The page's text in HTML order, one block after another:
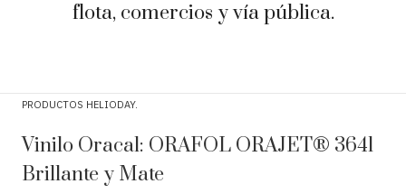
flota, comercios y vía pública.
PRODUCTOS HELIODAY
Vinilo Oracal: ORAFOL ORAJET® 3641
Brillante y Mate